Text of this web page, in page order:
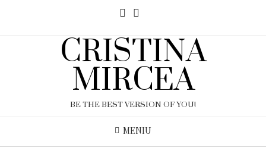
CRISTINA
MIRCEA
BE THE BEST VERSION OF YOU!
MENIU